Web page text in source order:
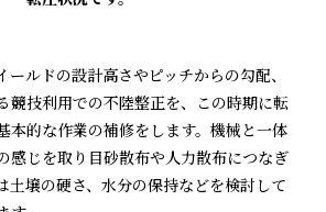
ルドの設計高さやピッチからの勾配、
競技利用での不陸整正を、この時期に転
本的な作業の補修をします。機械と一体
感じを取り目砂散布や人力散布につなぎ
土壌の硬さ、水分の保持などを検討して